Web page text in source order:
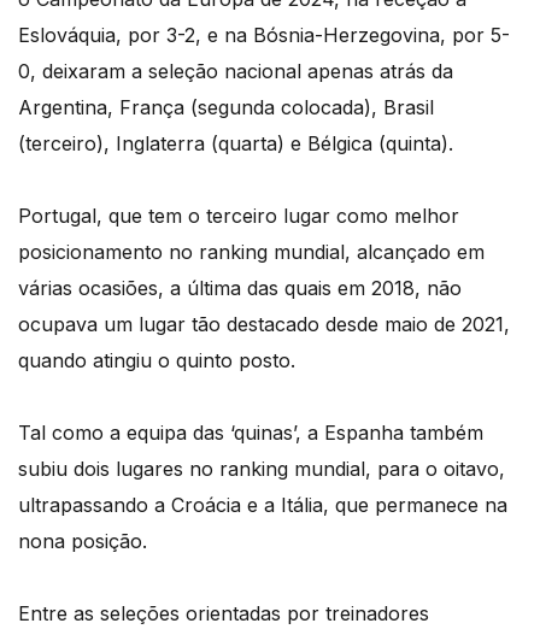
Eslováquia, por 3-2, e na Bósnia-Herzegovina, por 5-
0, deixaram a seleção nacional apenas atrás da
Argentina, França (segunda colocada), Brasil
(terceiro), Inglaterra (quarta) e Bélgica (quinta).
Portugal, que tem o terceiro lugar como melhor
posicionamento no ranking mundial, alcançado em
várias ocasiões, a última das quais em 2018, não
ocupava um lugar tão destacado desde maio de 2021,
quando atingiu o quinto posto.
Tal como a equipa das ‘quinas’, a Espanha também
subiu dois lugares no ranking mundial, para o oitavo,
ultrapassando a Croácia e a Itália, que permanece na
nona posição.
Entre as seleções orientadas por treinadores